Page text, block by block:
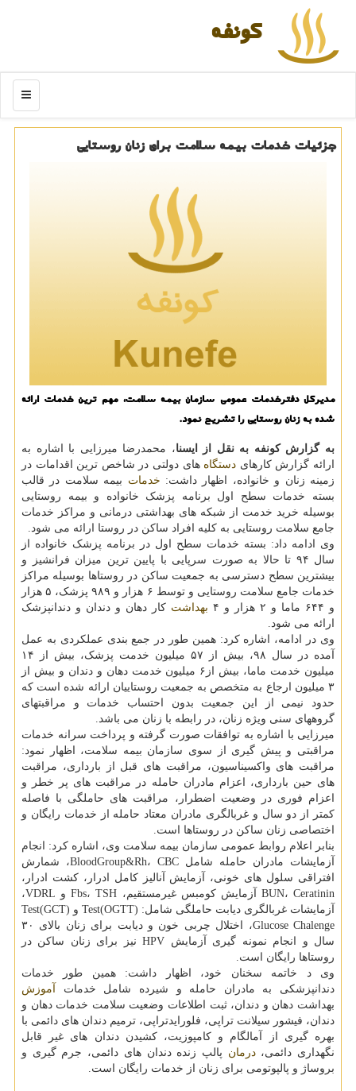
كونفه
منو
جزئیات خدمات بیمه سلامت برای زنان روستایی
مدیركل دفترخدمات عمومی سازمان بیمه سلامت، مهم ترین خدمات ارائه
شده به زنان روستایی را تشریح نمود.
به گزارش کونفه به نقل از ایسنا، محمدرضا میرزایی با اشاره به
ارائه گزارش کارهای دستگاه های دولتی در شاخص ترین اقدامات در
زمینه زنان و خانواده، اظهار داشت: خدمات بیمه سلامت در قالب
بسته خدمات سطح اول برنامه پزشک خانواده و بیمه روستایی
بوسیله خرید خدمت از شبکه های بهداشتی درمانی و مراکز خدمات
جامع سلامت روستایی به کلیه افراد ساکن در روستا ارائه می شود.
وی ادامه داد: بسته خدمات سطح اول در برنامه پزشک خانواده از
سال ۹۴ تا حالا به صورت سرپایی با پایین ترین میزان فرانشیز و
بیشترین سطح دسترسی به جمعیت ساکن در روستاها بوسیله مراکز
خدمات جامع سلامت روستایی و توسط ۶ هزار و ۹۸۹ پزشک، ۵ هزار
و ۶۴۴ ماما و ۲ هزار و ۴
بهداشت کار دهان و دندان و دندانپزشک
ارائه می شود.
وی در ادامه، اشاره کرد: همین طور در جمع بندی عملکردی به عمل
آمده در سال ۹۸، بیش از ۵۷ میلیون خدمت پزشک، بیش از ۱۴
میلیون خدمت ماما، بیش از۶ میلیون خدمت دهان و دندان و بیش از
۳ میلیون ارجاع به متخصص به جمعیت روستاییان ارائه شده است که
حدود نیمی از این جمعیت بدون احتساب خدمات و مراقبتهای
گروههای سنی ویژه زنان، در رابطه با زنان می باشد.
میرزایی با اشاره به توافقات صورت گرفته و پرداخت سرانه خدمات
مراقبتی و پیش گیری از سوی سازمان بیمه سلامت، اظهار نمود:
مراقبت های واکسیناسیون، مراقبت های قبل از بارداری، مراقبت
های حین بارداری، اعزام مادران حامله در مراقبت های پر خطر و
اعزام فوری در وضعیت اضطرار، مراقبت های حاملگی با فاصله
کمتر از دو سال و غربالگری مادران معتاد حامله از خدمات رایگان و
اختصاصی زنان ساکن در روستاها است.
بنابر اعلام روابط عمومی سازمان بیمه سلامت وی، اشاره کرد: انجام
آزمایشات مادران حامله شامل BloodGroup&Rh، CBC، شمارش
افتراقی سلول های خونی، آزمایش آنالیز کامل ادرار، کشت ادرار،
BUN، Ceratinin آزمایش کومبس غیرمستقیم، Fbs، TSH و VDRL،
آزمایشات غربالگری دیابت حاملگی شامل: (Test(OGTT و Test(GCT)
Glucose Chalenge، اختلال چربی خون و دیابت برای زنان بالای ۳۰
سال و انجام نمونه گیری آزمایش HPV نیز برای زنان ساکن در
روستاها رایگان است.
وی د خاتمه سخنان خود، اظهار داشت: همین طور خدمات
دندانپزشکی به مادران حامله و شیرده شامل خدمات آموزش
بهداشت دهان و دندان، ثبت اطلاعات وضعیت سلامت خدمات دهان و
دندان، فیشور سیلانت تراپی، فلورایدتراپی، ترمیم دندان های دائمی با
بهره گیری از آمالگام و کامپوزیت، کشیدن دندان های غیر قابل
نگهداری دائمی،درمان پالپ زنده دندان های دائمی، جرم گیری و
بروساژ و پالپوتومی برای زنان از خدمات رایگان است.